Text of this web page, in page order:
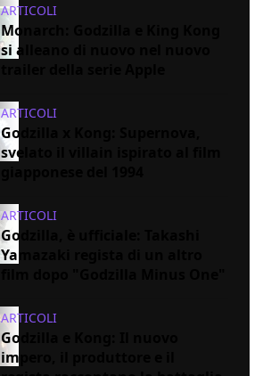
ARTICOLI
Monarch: Godzilla e King Kong
si alleano di nuovo nel nuovo
ARTICOLI
Godzilla x Kong: Supernova,
svelato il villain ispirato al film
ARTICOLI
Godzilla, è ufficiale: Takashi
Yamazaki regista di un altro
ARTICOLI
Godzilla e Kong: Il nuovo
impero, il produttore e il